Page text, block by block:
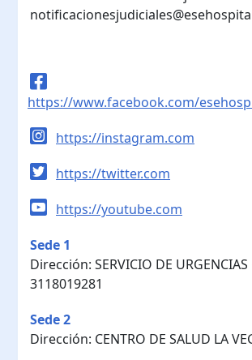
https://www.facebook.com/
https://instagram.com
https://twitter.com
https://youtube.com
Sede 1
Dirección: SERVICIO DE URGENCIAS
3118019281
Sede 2
Dirección: CENTRO DE SALUD LA